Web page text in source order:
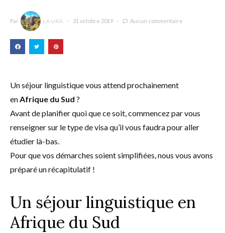
Par LAURA 31 octobre 2019 Aucun commentaire
Un séjour linguistique vous attend prochainement
enAfrique du Sud ?
Avant de planifier quoi que ce soit, commencez par vous
renseigner sur le type de visa qu’il vous faudra pour aller
étudier là-bas.
Pour que vos démarches soient simplifiées, nous vous avons
préparé un récapitulatif !
Un séjour linguistique en
Afrique du Sud